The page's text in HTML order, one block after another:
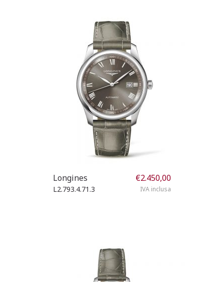
Longines
L2.793.4.71.3
€2.450,00
IVA inclusa